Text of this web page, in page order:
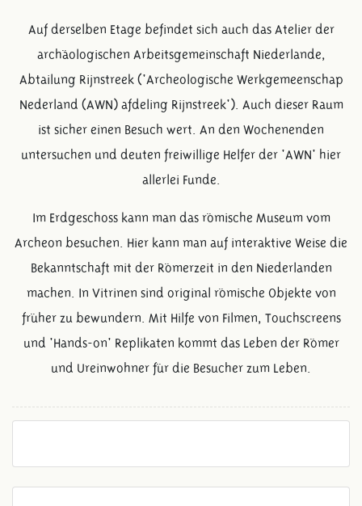
Auf derselben Etage befindet sich auch das Atelier der
archäologischen Arbeitsgemeinschaft Niederlande,
Abtailung Rijnstreek ('Archeologische Werkgemeenschap
Nederland (AWN) afdeling Rijnstreek'). Auch dieser Raum
ist sicher einen Besuch wert. An den Wochenenden
untersuchen und deuten freiwillige Helfer der 'AWN' hier
allerlei Funde.
Im Erdgeschoss kann man das römische Museum vom
Archeon besuchen. Hier kann man auf interaktive Weise die
Bekanntschaft mit der Römerzeit in den Niederlanden
machen. In Vitrinen sind original römische Objekte von
früher zu bewundern. Mit Hilfe von Filmen, Touchscreens
und 'Hands-on' Replikaten kommt das Leben der Römer
und Ureinwohner für die Besucher zum Leben.